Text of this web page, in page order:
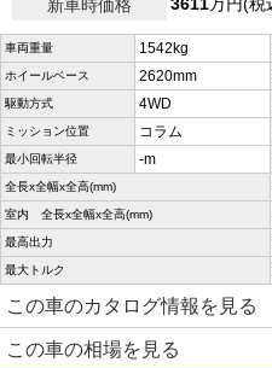
新車時価格
3611万円(税
車両重量 1542kg
ホイールベース 2620mm
駆動方式 4WD
ミッション位置 コラム
最小回転半径 -m
全長x全幅x全高(mm)
室内 全長x全幅x全高(mm)
最高出力
最大トルク
この車のカタログ情報を見る
この車の相場を見る